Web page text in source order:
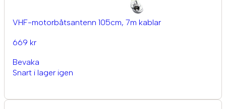
VHF-motorbåtsantenn 105cm, 7m kablar
669 kr
Bevaka
Snart i lager igen